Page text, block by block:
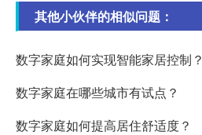
其他小伙伴的相似问题：
数字家庭如何实现智能家居控制？
数字家庭在哪些城市有试点？
数字家庭如何提高居住舒适度？